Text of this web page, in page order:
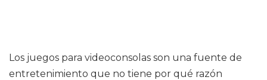
Los juegos para videoconsolas son una fuente de
entretenimiento que no tiene por qué razón